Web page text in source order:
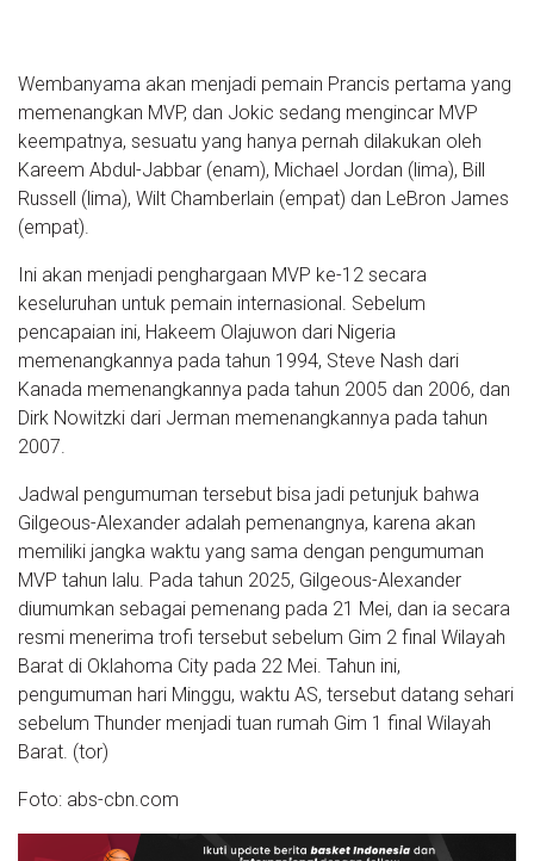
Wembanyama akan menjadi pemain Prancis pertama yang
memenangkan MVP, dan Jokic sedang mengincar MVP
keempatnya, sesuatu yang hanya pernah dilakukan oleh
Kareem Abdul-Jabbar (enam), Michael Jordan (lima), Bill
Russell (lima), Wilt Chamberlain (empat) dan LeBron James
(empat).
Ini akan menjadi penghargaan MVP ke-12 secara
keseluruhan untuk pemain internasional. Sebelum
pencapaian ini, Hakeem Olajuwon dari Nigeria
memenangkannya pada tahun 1994, Steve Nash dari
Kanada memenangkannya pada tahun 2005 dan 2006, dan
Dirk Nowitzki dari Jerman memenangkannya pada tahun
2007.
Jadwal pengumuman tersebut bisa jadi petunjuk bahwa
Gilgeous-Alexander adalah pemenangnya, karena akan
memiliki jangka waktu yang sama dengan pengumuman
MVP tahun lalu. Pada tahun 2025, Gilgeous-Alexander
diumumkan sebagai pemenang pada 21 Mei, dan ia secara
resmi menerima trofi tersebut sebelum Gim 2 final Wilayah
Barat di Oklahoma City pada 22 Mei. Tahun ini,
pengumuman hari Minggu, waktu AS, tersebut datang sehari
sebelum Thunder menjadi tuan rumah Gim 1 final Wilayah
Barat. (tor)
Foto: abs-cbn.com